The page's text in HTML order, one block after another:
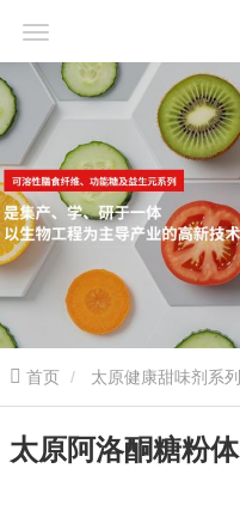
首页 太原健康甜味剂系列
太原阿洛酮糖粉体